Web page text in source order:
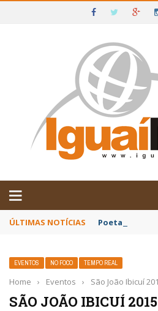
IGUAÍ E SUDOESTE DA BAHIA
ÚLTIMAS NOTÍCIAS Poetas
EVENTOS NO FOCO TEMPO REAL
Home › Eventos › São João Ibicuí
SÃO JOÃO IBICUÍ